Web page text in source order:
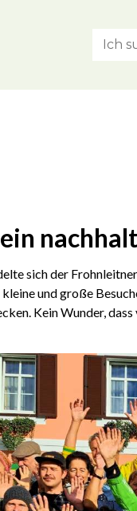
sich der
und große
Kein Wunder,